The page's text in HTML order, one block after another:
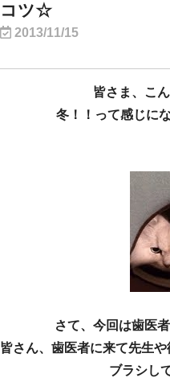
コツ☆
2013/11/15
皆さま、こ
冬！！って感じに
さて、今回は歯医
皆さん、歯医者に来て先生
ブラシし